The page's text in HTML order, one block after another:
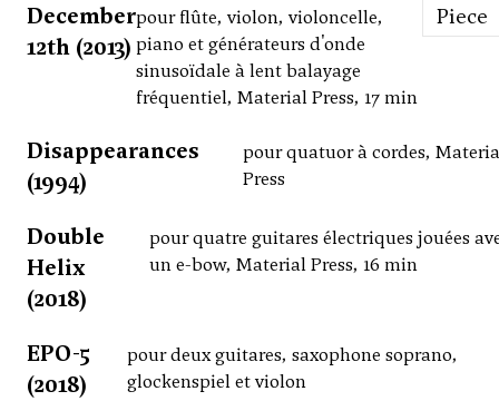
December
12th (2013)
pour flûte, violon, violoncelle,
piano et générateurs d'onde
sinusoïdale à lent balayage
fréquentiel, Material Press, 17 min
Piece
Disappearances
(1994)
pour quatuor à cordes,
Press
Double
Helix
(2018)
pour quatre guitares électriques jouées
un e-bow, Material Press, 16 min
EPO-5
(2018)
pour deux guitares, saxophone soprano,
glockenspiel et violon